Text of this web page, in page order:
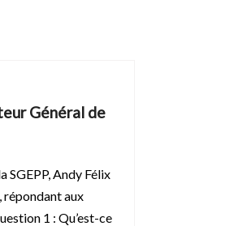
Général de
SGEPP, Andy Félix
aux
1 : Qu’est-ce